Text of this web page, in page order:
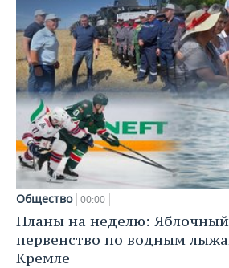
Общество 00:00
Планы на неделю:
первенство по водным
Кремле